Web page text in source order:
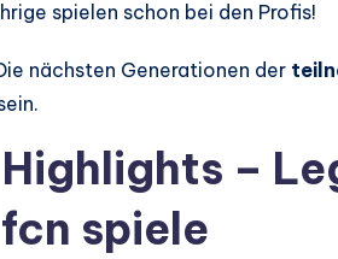
spielen schon bei den Profis!
nächsten Generationen der
–
spiele